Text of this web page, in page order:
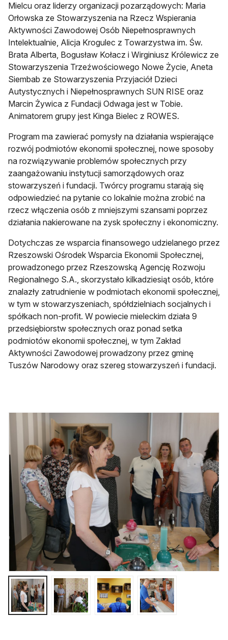
Mielcu oraz liderzy organizacji pozarządowych: Maria
Orłowska ze Stowarzyszenia na Rzecz Wspierania
Aktywności Zawodowej Osób Niepełnosprawnych
Intelektualnie, Alicja Krogulec z Towarzystwa im. Św.
Brata Alberta, Bogusław Kołacz i Wirginiusz Królewicz ze
Stowarzyszenia Trzeźwościowego Nowe Życie, Aneta
Siembab ze Stowarzyszenia Przyjaciół Dzieci
Autystycznych i Niepełnosprawnych SUN RISE oraz
Marcin Żywica z Fundacji Odwaga jest w Tobie.
Animatorem grupy jest Kinga Bielec z ROWES.
Program ma zawierać pomysły na działania wspierające
rozwój podmiotów ekonomii społecznej, nowe sposoby
na rozwiązywanie problemów społecznych przy
zaangażowaniu instytucji samorządowych oraz
stowarzyszeń i fundacji. Twórcy programu starają się
odpowiedzieć na pytanie co lokalnie można zrobić na
rzecz włączenia osób z mniejszymi szansami poprzez
działania nakierowane na zysk społeczny i ekonomiczny.
Dotychczas ze wsparcia finansowego udzielanego przez
Rzeszowski Ośrodek Wsparcia Ekonomii Społecznej,
prowadzonego przez Rzeszowską Agencję Rozwoju
Regionalnego S.A., skorzystało kilkadziesiąt osób, które
znalazły zatrudnienie w podmiotach ekonomii społecznej,
w tym w stowarzyszeniach, spółdzielniach socjalnych i
spółkach non-profit. W powiecie mieleckim działa 9
przedsiębiorstw społecznych oraz ponad setka
podmiotów ekonomii społecznej, w tym Zakład
Aktywności Zawodowej prowadzony przez gminę
Tuszów Narodowy oraz szereg stowarzyszeń i fundacji.